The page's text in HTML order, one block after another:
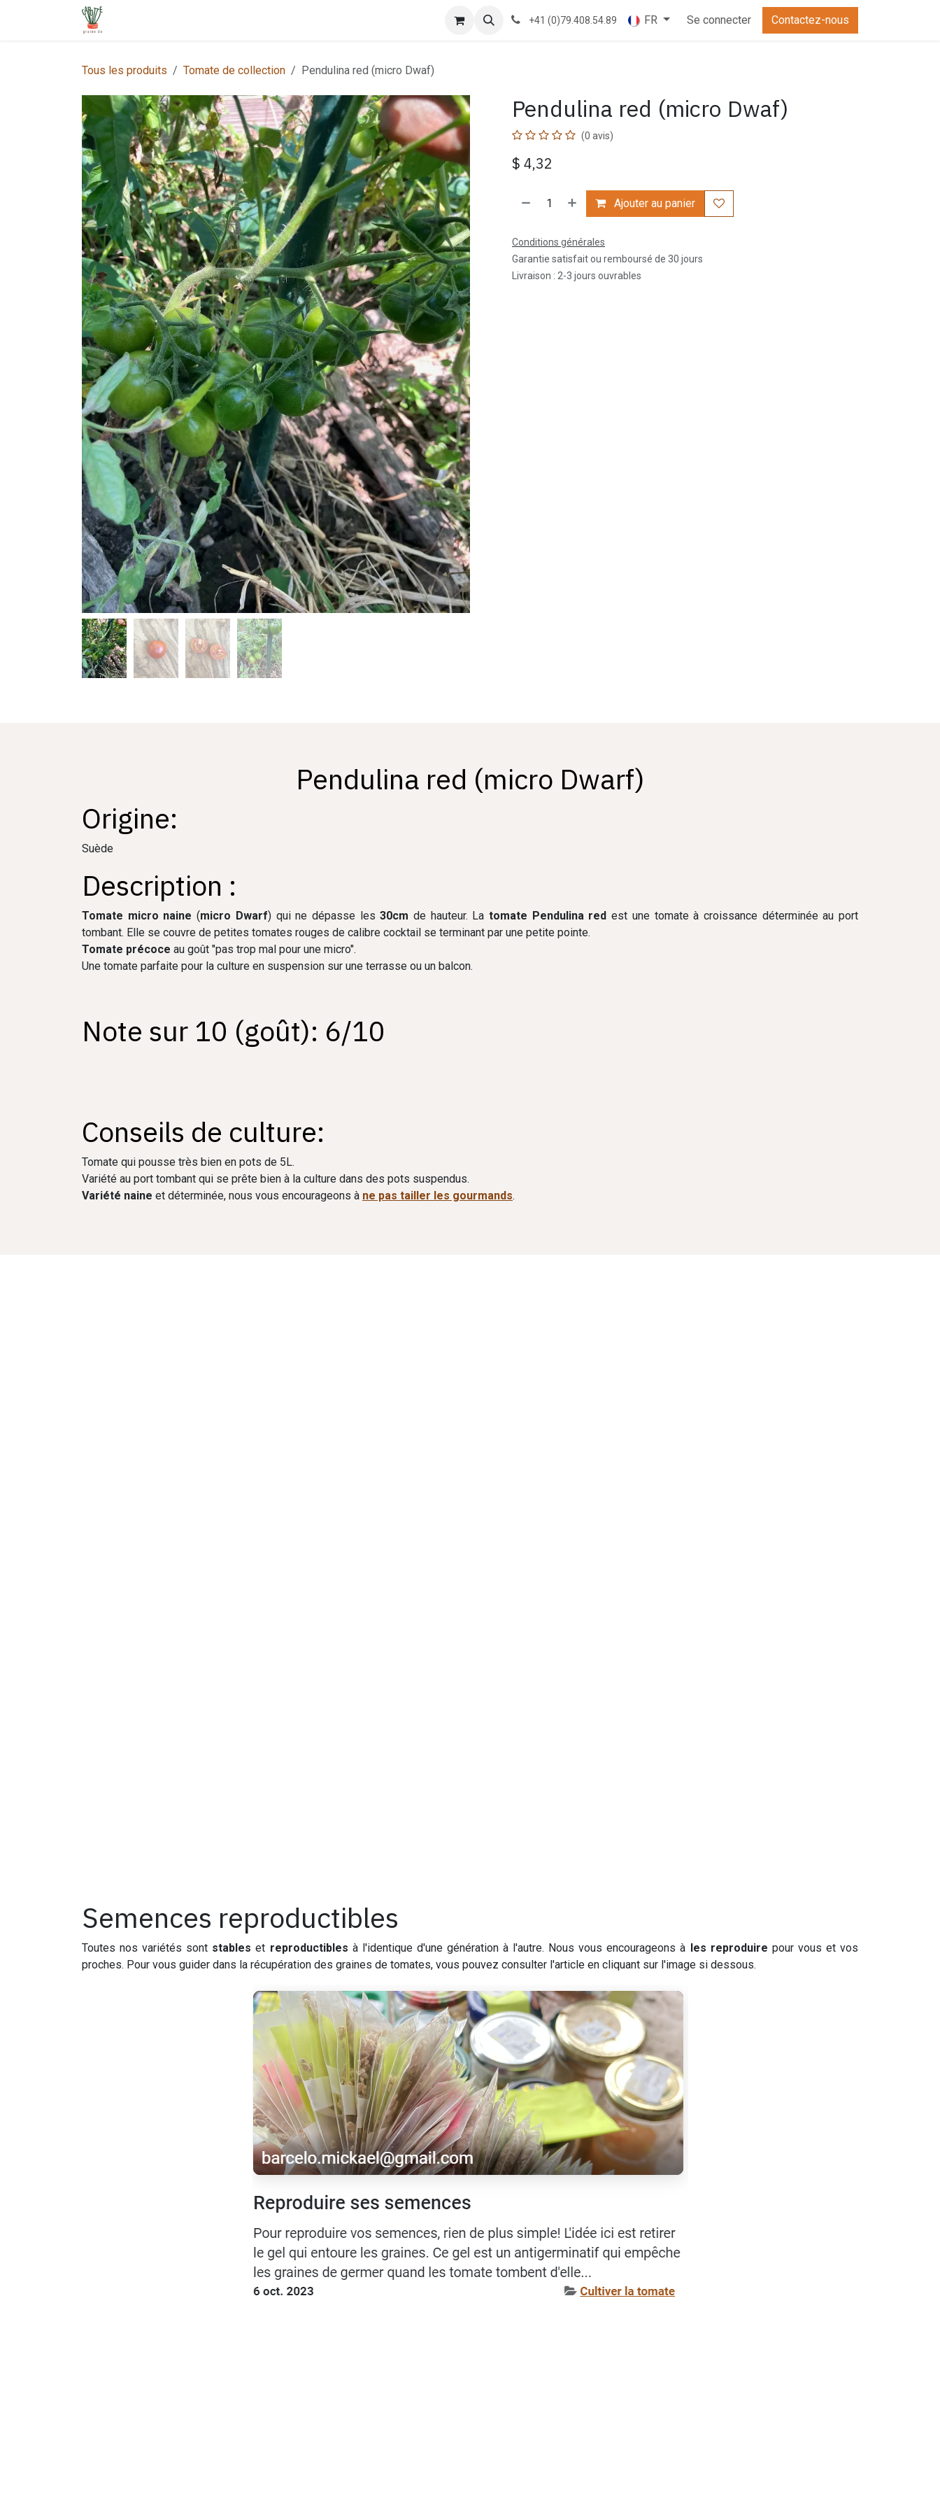
Se rendre au contenu
Contactez-nous Cours
+41 (0)79.408.54.89 FR Se connecter Contactez-nous
Tous les produits Tomate de collection Pendulina red (micro Dwaf)
Pendulina red (micro Dwaf)
(0 avis)
$ 4,32
Ajouter au panier
Conditions générales
Garantie satisfait ou remboursé de 30 jours
Livraison : 2-3 jours ouvrables
Pendulina red (micro Dwarf)
Origine:
Suède
Description :
Tomate micro naine (micro Dwarf) qui ne dépasse les30cm de hauteur. Latomate Pendulina red est une tomate à croissance déterminée au port
tombant. Elle se couvre de petites tomates rouges de calibre cocktail se terminant par une petite pointe.
Tomate précoce au goût "pas trop mal pour une micro".
Une tomate parfaite pour la culture en suspension sur une terrasse ou un balcon.
Note sur 10 (goût): 6/10
Conseils de culture:
Tomate qui pousse très bien en pots de 5L.
Variété au port tombant qui se prête bien à la culture dans des pots suspendus.
Variété naine et déterminée, nous vous encourageons à ne pas tailler les gourmands.
Semences reproductibles
Toutes nos variétés sont stables et reproductibles à l'identique d'une génération à l'autre. Nous vous encourageons à les reproduire pour vous et vos
proches. Pour vous guider dans la récupération des graines de tomates, vous pouvez consulter l'article en cliquant sur l'image si dessous.